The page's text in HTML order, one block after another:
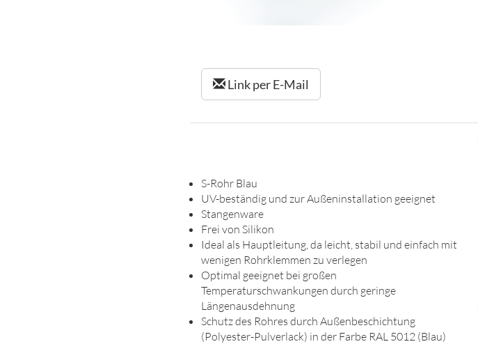
Link per E-Mail
S-Rohr Blau
UV-beständig und zur Außeninstallation geeignet
Stangenware
Frei von Silikon
Ideal als Hauptleitung, da leicht, stabil und einfach mit
wenigen Rohrklemmen zu verlegen
Optimal geeignet bei großen
Temperaturschwankungen durch geringe
Längenausdehnung
Schutz des Rohres durch Außenbeschichtung
(Polyester-Pulverlack) in der Farbe RAL 5012 (Blau)